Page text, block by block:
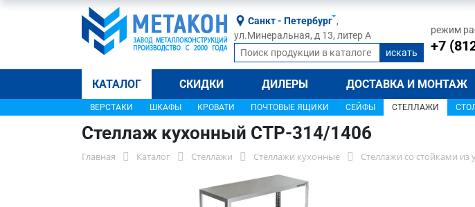
Санкт - Петербург ,
ул.Минеральная, д 13, литер А
режим
+7
КАТАЛОГ СКИДКИ ДИЛЕРЫ ДОСТАВКА И МОНТАЖ
ВЕРСТАКИ ШКАФЫ КРОВАТИ ПОЧТОВЫЕ ЯЩИКИ СЕЙФЫ СТЕЛЛАЖИ
Стеллаж кухонный СТР-314/1406
Главная Каталог Стеллажи Стеллажи кухонные Стеллажи со стойками из